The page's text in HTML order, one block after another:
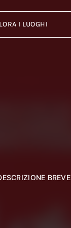
I LUOGHI
BREVE